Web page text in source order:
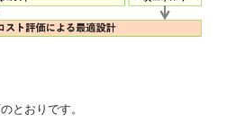
とおりです。